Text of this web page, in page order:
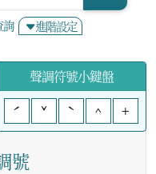
詢 進階設定
聲調符號小鍵盤
ˊ
ˇ ˋ ^ +
號